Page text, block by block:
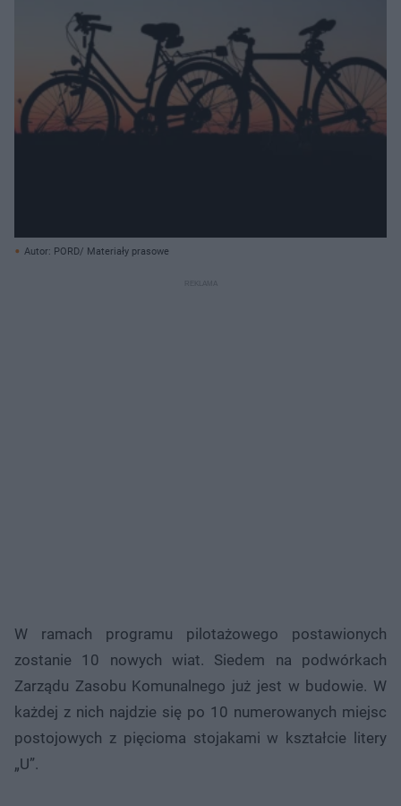
Autor: PORD/ Materiały prasowe
W ramach programu pilotażowego postawionych
zostanie 10 nowych wiat. Siedem na podwórkach
Zarządu Zasobu Komunalnego już jest w budowie. W
każdej z nich najdzie się po 10 numerowanych miejsc
postojowych z pięcioma stojakami w kształcie litery
„U”.